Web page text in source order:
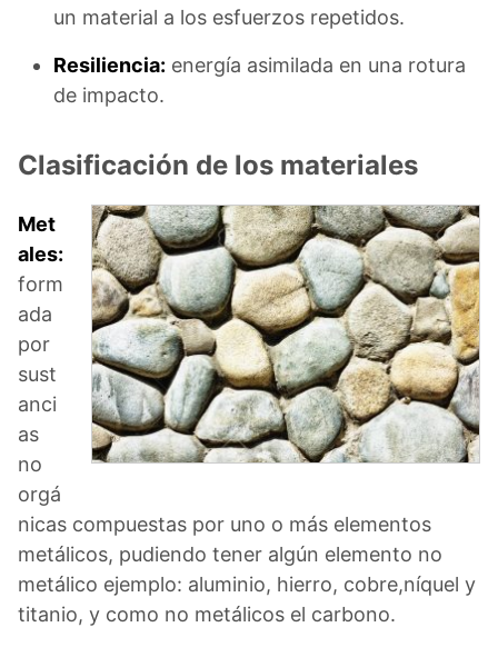
un material a los esfuerzos repetidos.
Resiliencia: energía asimilada en una rotura
de impacto.
Clasificación de los materiales
Met
ales:
form
ada
por
sust
anci
as
no
orgá
nicas compuestas por uno o más elementos
metálicos, pudiendo tener algún elemento no
metálico ejemplo: aluminio, hierro, cobre,níquel y
titanio, y como no metálicos el carbono.